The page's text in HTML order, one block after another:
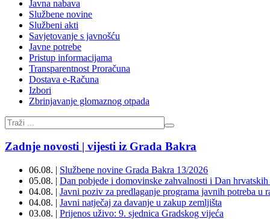
Javna nabava
Službene novine
Službeni akti
Savjetovanje s javnošću
Javne potrebe
Pristup informacijama
Transparentnost Proračuna
Dostava e-Računa
Izbori
Zbrinjavanje glomaznog otpada
Zadnje novosti | vijesti iz Grada Bakra
06.08. | Službene novine Grada Bakra 13/2026
05.08. | Dan pobjede i domovinske zahvalnosti i Dan
04.08. | Javni poziv za predlaganje programa javnih potreba
04.08. | Javni natječaj za davanje u zakup zemljišta
03.08. | Prijenos uživo: 9. sjednica Gradskog vijeća